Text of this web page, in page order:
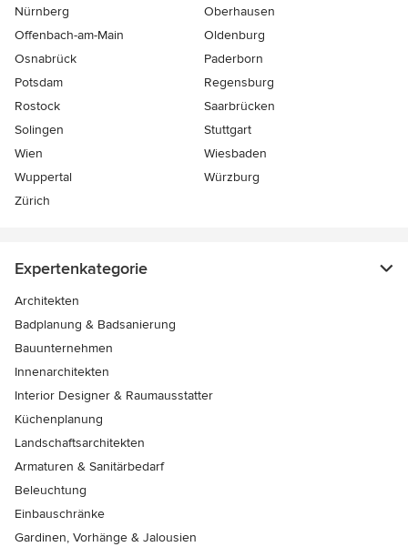
Nürnberg
Oberhausen
Offenbach-am-Main
Oldenburg
Osnabrück
Paderborn
Potsdam
Regensburg
Rostock
Saarbrücken
Solingen
Stuttgart
Wien
Wiesbaden
Wuppertal
Würzburg
Zürich
Expertenkategorie
Architekten
Badplanung & Badsanierung
Bauunternehmen
Innenarchitekten
Interior Designer & Raumausstatter
Küchenplanung
Landschaftsarchitekten
Armaturen & Sanitärbedarf
Beleuchtung
Einbauschränke
Gardinen, Vorhänge & Jalousien